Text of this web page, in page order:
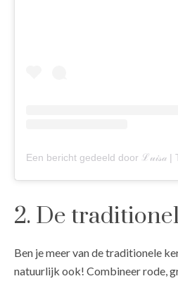
2. De
Ben je meer van de traditionele
natuurlijk ook! Combineer rode,